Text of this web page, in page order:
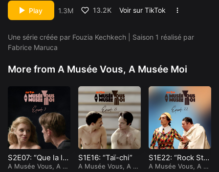
personnelle du fauvisme…
Dans cet épisode
Marc Riso
Follow
Sébastien Gil
l
Follow
Play
1.3M 13.2K Voir sur TikTok
Une série créée par Fouzia Kechkech | Saison 1 réalisé par
Fabrice Maruca
More from A Musée Vous, A Musée Moi
S2E07: “Que la lu
mière soit”
A Musée Vous, A M
S1E16: “Taï-chi”
A Musée Vous, A M
S1E22: “Rock Star
s”
A Musée Vous, A M